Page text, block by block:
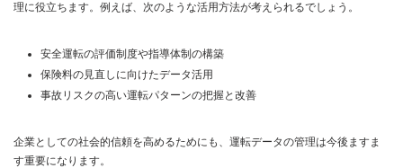
理に役立ちます。例えば、次のような活用方法が考えられるでしょう。
安全運転の評価制度や指導体制の構築
保険料の見直しに向けたデータ活用
事故リスクの高い運転パターンの把握と改善
企業としての社会的信頼を高めるためにも、運転データの管理は今後ますま
す重要になります。